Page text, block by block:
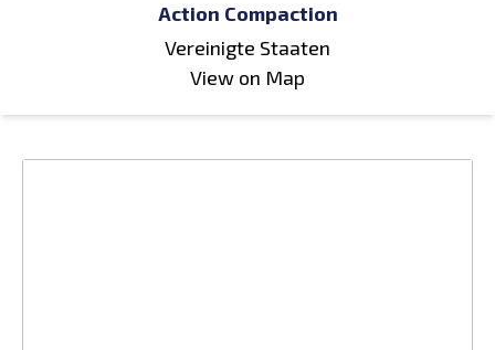
Action Compaction
Vereinigte Staaten
View on Map